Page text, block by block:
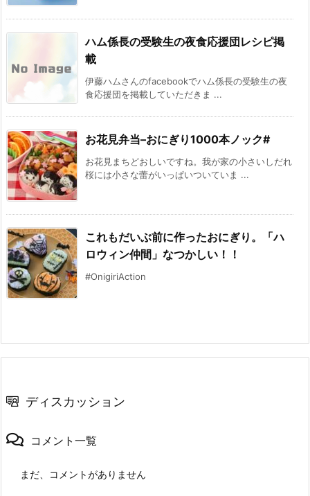
ハム係長の受験生の夜食応援団レシピ掲
載
伊藤ハムさんのfacebookでハム係長の受験生の夜
食応援団を掲載していただきま ...
お花見弁当–おにぎり1000本ノック#
お花見まちどおしいですね。我が家の小さいしだれ
桜には小さな蕾がいっぱいついていま ...
これもだいぶ前に作ったおにぎり。「ハ
ロウィン仲間」なつかしい！！
#OnigiriAction
ディスカッション
コメント一覧
まだ、コメントがありません